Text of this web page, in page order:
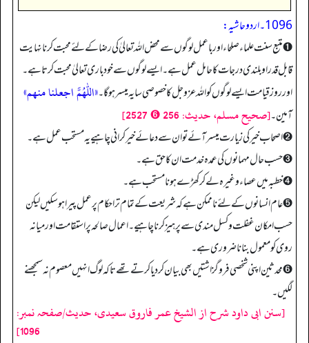
1096۔ اردو حاشیہ:
➊ متبع سنت علماء صلحاء اور باعمل لوگوں سے محض اللہ تعالیٰ کی رضا کے لئے محبت کرنا نہایت
قابل قدر او بلندی درجات کا حامل عمل ہے۔ ایسے لوگوں سے خود باری تعالیٰ محبت کرتا ہے۔
اور روز قیامت ایسے لوگوں کو اللہ عزوجل کا خصوصی سایہ میسر ہو گا۔«اللهم اجعلنا منهم»
آمین۔[صحيح مسلم، حديث: 256 ➏ 2527]
➋ اصحاب خیر کی زیارت میسر آئے تو ان سے دعائے خیر کرانی چاہیے یہ مستحب عمل ہے۔
➌ حسب حال مہمانوں کی عمدہ خدمت ان کا حق ہے۔
➍ خطبہ میں عصاء وغیرہ لے کر کھڑے ہونا مستحب ہے۔
➎ عام انسانوں کے لئے ناممکن ہے کہ شریعت کے تمام تر احکام پر عمل پیرا ہو سکیں لیکن
حسب امکان غفلت و کسل مندی سے پرہیز کرنا چاہیے۔ اعمال صالحہ پر استقامت اور میانہ
روی کو معمول بنانا ضرور ی ہے۔
➏ محدثین اپنی شخصی فروگزاشتیں بھی بیان کر دیا کرتے تھے تاکہ لوگ انہیں معصوم نہ سمجھنے
لگیں۔
[سنن ابی داود شرح از الشیخ عمر فاروق سعیدی، حدیث/صفحہ نمبر:
1096]